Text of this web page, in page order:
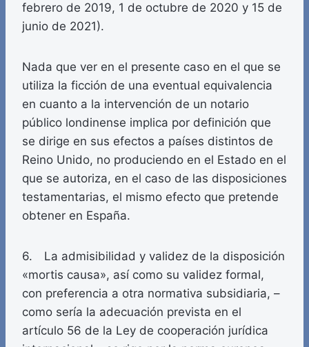
febrero de 2019, 1 de octubre de 2020 y 15 de
junio de 2021).
Nada que ver en el presente caso en el que se
utiliza la ficción de una eventual equivalencia
en cuanto a la intervención de un notario
público londinense implica por definición que
se dirige en sus efectos a países distintos de
Reino Unido, no produciendo en el Estado en el
que se autoriza, en el caso de las disposiciones
testamentarias, el mismo efecto que pretende
obtener en España.
6. La admisibilidad y validez de la disposición
«mortis causa», así como su validez formal,
con preferencia a otra normativa subsidiaria, –
como sería la adecuación prevista en el
artículo 56 de la Ley de cooperación jurídica